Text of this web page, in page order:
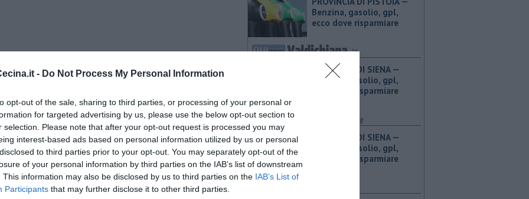
- Do Not Process My Personal Information
opt-out of the sale, sharing to third parties, or processing of your personal or
for targeted advertising by us, please use the below opt-out section to
selection. Please note that after your opt-out request is processed you may
interest-based ads based on personal information utilized by us or personal
to third parties prior to your opt-out. You may separately opt-out of the
of your personal information by third parties on the IAB’s list of downstream
This information may also be disclosed by us to third parties on the IAB’s List of
Participants that may further disclose it to other third parties.
Benzina, gasolio, gpl,
ecco dove risparmiare
PROVINCIA DI SIENA — ​
Benzina, gasolio, gpl,
ecco dove risparmiare
PROVINCIA DI SIENA — ​
Benzina, gasolio, gpl,
ecco dove risparmiare